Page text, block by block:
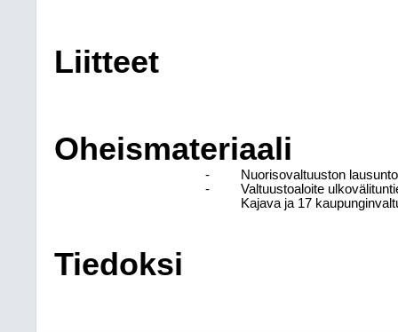
Liitteet
Oheismateriaali
-
Nuorisovaltuuston
-
Valtuustoaloite
Kajava ja 17
Tiedoksi